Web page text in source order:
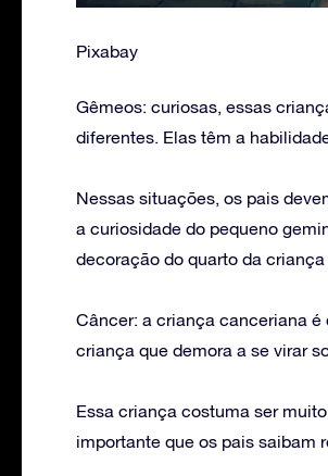
Pixabay
Gêmeos: curiosas, essas
diferentes. Elas têm a
Nessas situações, os pais
a curiosidade do pequeno
decoração do quarto da
Câncer: a criança canceriana
criança que demora a se virar
Essa criança costuma ser
importante que os pais saibam